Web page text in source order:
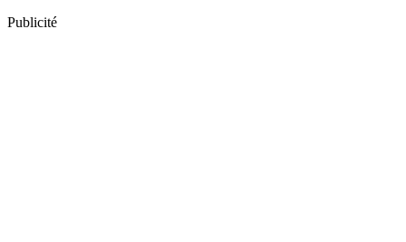
Publicité